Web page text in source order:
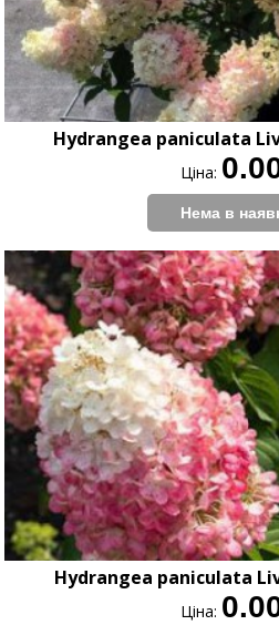
Hydrangea paniculata
Ціна:
Hydrangea paniculata
Ціна: